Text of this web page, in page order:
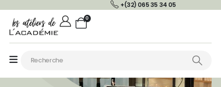
+(32) 065 35 34 05
0